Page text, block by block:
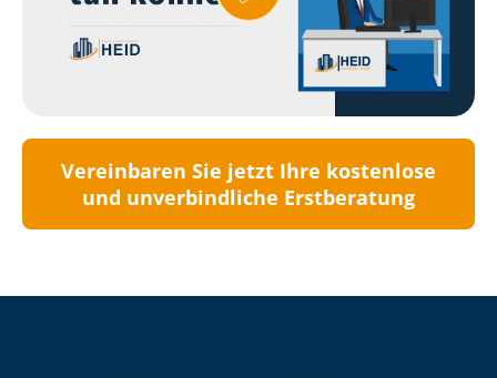
Vereinbaren Sie jetzt Ihre kostenlose
und unverbindliche Erstberatung